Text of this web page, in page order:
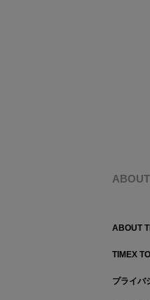
ABOUT
TIMEX
プライバ